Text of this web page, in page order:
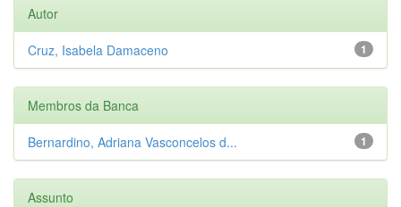
Autor
1
Cruz, Isabela Damaceno
Membros da Banca
1
Bernardino, Adriana Vasconcelos d...
Assunto